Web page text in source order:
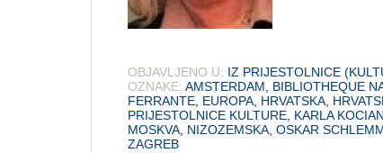
OBJAVLJENO U: IZ PRIJESTOLNICE
OZNAKE: AMSTERDAM, BIBLIOTHEQUE
FERRANTE, EUROPA, HRVATSKA,
PRIJESTOLNICE KULTURE, KARLA KOCIAN
MOSKVA, NIZOZEMSKA, OSKAR
ZAGREB